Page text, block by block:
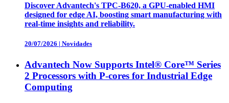
Discover Advantech's TPC-B620, a GPU-enabled HMI
designed for edge AI, boosting smart manufacturing with
real-time insights and reliability.
20/07/2026 | Novidades
Advantech Now Supports Intel® Core™ Series
2 Processors with P-cores for Industrial Edge
Computing